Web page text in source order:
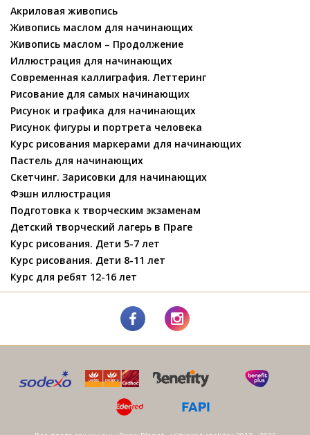
Акриловая живопись
Живопись маслом для начинающих
Живопись маслом – Продолжение
Иллюстрация для начинающих
Современная каллиграфия. Леттеринг
Рисование для самых начинающих
Рисунок и графика для начинающих
Рисунок фигуры и портрета человека
Курс рисования маркерами для начинающих
Пастель для начинающих
Скетчинг. Зарисовки для начинающих
Фэшн иллюстрация
Подготовка к творческим экзаменам
Детский творческий лагерь в Праге
Курс рисования. Дети 5-7 лет
Курс рисования. Дети 8-11 лет
Курс для ребят 12-16 лет